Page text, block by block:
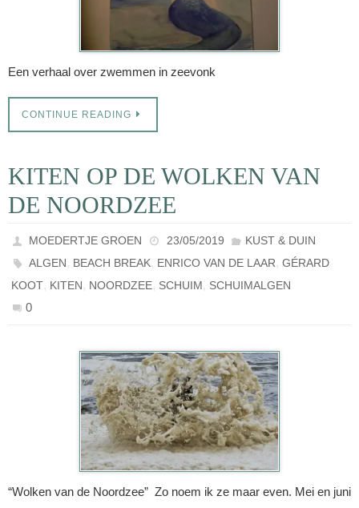
Een verhaal over zwemmen in zeevonk
CONTINUE READING
KITEN OP DE WOLKEN VAN
DE NOORDZEE
MOEDERTJE GROEN 23/05/2019
KUST & DUIN
ALGEN, BEACH BREAK, ENRICO VAN DE LAAR,GÉRARD
KOOT, KITEN, NOORDZEE, SCHUIM, SCHUIMALGEN
0
“Wolken van de Noordzee” Zo noem ik ze maar even. Mei en juni